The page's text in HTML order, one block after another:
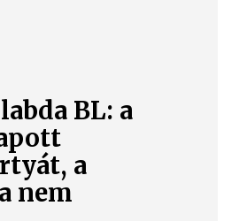
BL: a
a
nem